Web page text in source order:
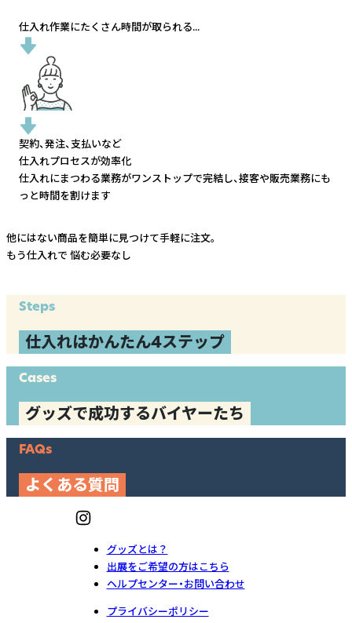
仕入れ作業にたくさん時間が取られる...
契約、発注、支払いなど
仕入れプロセスが効率化
仕入れにまつわる業務がワンストップで完結し、接客や販売業務にも
っと時間を割けます
他にはない商品を簡単に見つけて手軽に注文。
もう仕入れで 悩む必要なし
Steps
仕入れはかんたん4ステップ
Cases
グッズで成功するバイヤーたち
FAQs
よくある質問
グッズとは？
出展をご希望の方はこちら
ヘルプセンター・お問い合わせ
プライバシーポリシー